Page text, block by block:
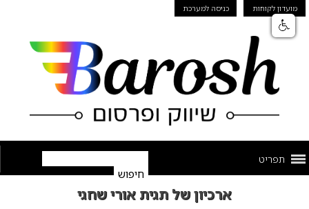
מועדון לקוחות כניסה למערכת
תפריט
ארכיון של תגית אורי שחגי